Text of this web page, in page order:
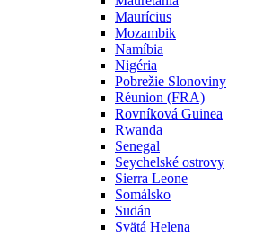
Maurícius
Mozambik
Namíbia
Nigéria
Pobrežie Slonoviny
Réunion (FRA)
Rovníková Guinea
Rwanda
Senegal
Seychelské ostrovy
Sierra Leone
Somálsko
Sudán
Svätá Helena